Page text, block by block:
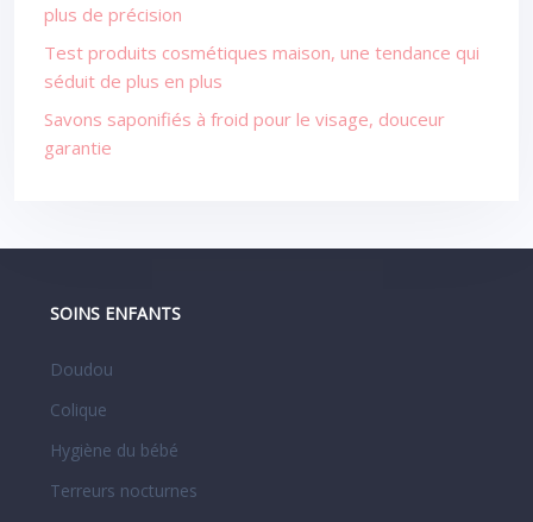
plus de précision
Test produits cosmétiques maison, une tendance qui
séduit de plus en plus
Savons saponifiés à froid pour le visage, douceur
garantie
SOINS ENFANTS
Doudou
Colique
Hygiène du bébé
Terreurs nocturnes